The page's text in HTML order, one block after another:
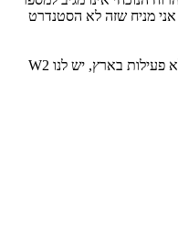
מניח שזה לא הסטנדרט
אנו זוג נשוי עם קרנות פנסיה והשתלמות לא פעילות בארץ, יש לנו W2